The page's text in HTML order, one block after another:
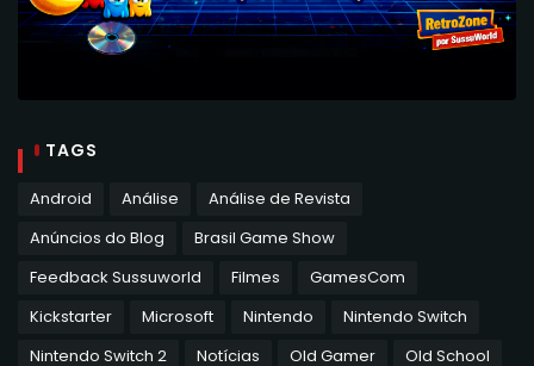
TAGS
Android Análise
Análise de Revista
Anúncios do Blog
Brasil Game Show
Feedback Sussuworld
Filmes
GamesCom
Kickstarter
Microsoft Nintendo
Nintendo Switch
Nintendo Switch 2
Notícias Old Gamer
Old School